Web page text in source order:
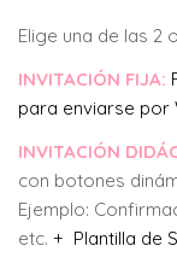
Elige una de las 2
INVITACIÓN FIJA:
para enviarse por
INVITACIÓN
con botones
Ejemplo:
etc. + Plantilla de